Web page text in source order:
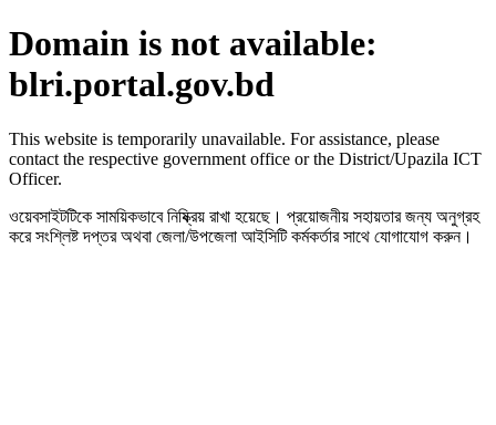
Domain is not available:
blri.portal.gov.bd
This website is temporarily unavailable. For assistance, please
contact the respective government office or the District/Upazila ICT
Officer.
ওয়েবসাইটটিকে সাময়িকভাবে নিষ্ক্রিয় রাখা হয়েছে। প্রয়োজনীয় সহায়তার জন্য অনুগ্রহ
করে সংশ্লিষ্ট দপ্তর অথবা জেলা/উপজেলা আইসিটি কর্মকর্তার সাথে যোগাযোগ করুন।